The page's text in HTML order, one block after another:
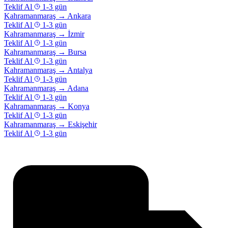
Teklif Al
1-3 gün
Kahramanmaraş → Ankara
Teklif Al
1-3 gün
Kahramanmaraş → İzmir
Teklif Al
1-3 gün
Kahramanmaraş → Bursa
Teklif Al
1-3 gün
Kahramanmaraş → Antalya
Teklif Al
1-3 gün
Kahramanmaraş → Adana
Teklif Al
1-3 gün
Kahramanmaraş → Konya
Teklif Al
1-3 gün
Kahramanmaraş → Eskişehir
Teklif Al
1-3 gün